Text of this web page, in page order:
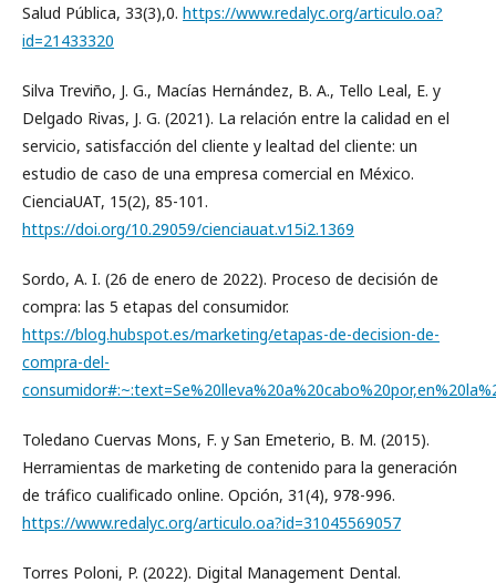
Salud Pública, 33(3),0. https://www.redalyc.org/articulo.oa?
id=21433320
Silva Treviño, J. G., Macías Hernández, B. A., Tello Leal, E. y
Delgado Rivas, J. G. (2021). La relación entre la calidad en el
servicio, satisfacción del cliente y lealtad del cliente: un
estudio de caso de una empresa comercial en México.
CienciaUAT, 15(2), 85-101.
https://doi.org/10.29059/cienciauat.v15i2.1369
Sordo, A. I. (26 de enero de 2022). Proceso de decisión de
compra: las 5 etapas del consumidor.
https://blog.hubspot.es/marketing/etapas-de-decision-de-
compra-del-
Toledano Cuervas Mons, F. y San Emeterio, B. M. (2015).
Herramientas de marketing de contenido para la generación
de tráfico cualificado online. Opción, 31(4), 978-996.
https://www.redalyc.org/articulo.oa?id=31045569057
Torres Poloni, P. (2022). Digital Management Dental.